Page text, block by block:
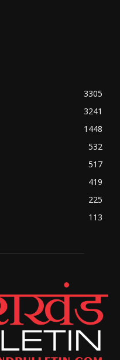
3305
3241
1448
532
517
419
225
113